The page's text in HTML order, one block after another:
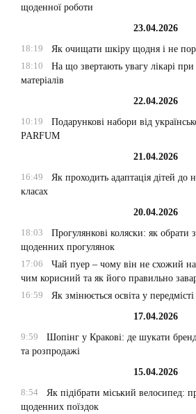
щоденної роботи
23.04.2026
18:19
Як очищати шкіру щодня і не
18:10
На що звертають увагу лікарі
матеріалів
22.04.2026
10:19
Подарункові набори від
PARFUM
21.04.2026
16:49
Як проходить адаптація дітей
класах
20.04.2026
18:03
Прогулянкові коляски: як обрати
щоденних прогулянок
17:06
Чай пуер – чому він не схожий
чим корисний та як його правильно
16:59
Як змінюється освіта у
17.04.2026
9:59
Шопінг у Кракові: де шукати
та розпродажі
15.04.2026
8:54
Як підібрати міський велосипед:
щоденних поїздок